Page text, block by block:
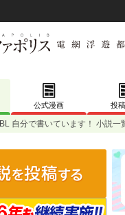
公式漫画 投
BL 自分で書いています！ 小説一